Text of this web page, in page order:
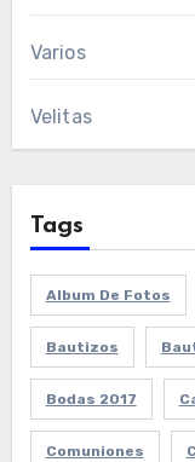
Varios
Velitas
Tags
Album De Fotos
Bautizos
Bodas 2017
Comuniones